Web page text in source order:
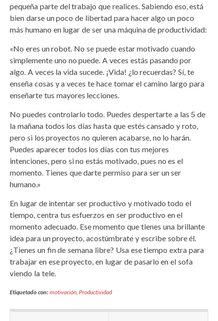
pequeña parte del trabajo que realices. Sabiendo eso, está
bien darse un poco de libertad para hacer algo un poco
más humano en lugar de ser una máquina de productividad:
«No eres un robot. No se puede estar motivado cuando
simplemente uno no puede. A veces estás pasando por
algo. A veces la vida sucede. ¡Vida! ¿lo recuerdas? Sí, te
enseña cosas y a veces te hace tomar el camino largo para
enseñarte tus mayores lecciones.
No puedes controlarlo todo. Puedes despertarte a las 5 de
la mañana todos los días hasta que estés cansado y roto,
pero si los proyectos no quieren acabarse, no lo harán.
Puedes aparecer todos los días con tus mejores
intenciones, pero si no estás motivado, pues no es el
momento. Tienes que darte permiso para ser un ser
humano.»
En lugar de intentar ser productivo y motivado todo el
tiempo, centra tus esfuerzos en ser productivo en el
momento adecuado. Ese momento que tienes una brillante
idea para un proyecto, acostúmbrate y escribe sobre él.
¿Tienes un fin de semana libre? Usa ese tiempo extra para
trabajar en ese proyecto, en lugar de pasarlo en el sofa
viendo la tele.
Etiquetado con: motivación,Productividad